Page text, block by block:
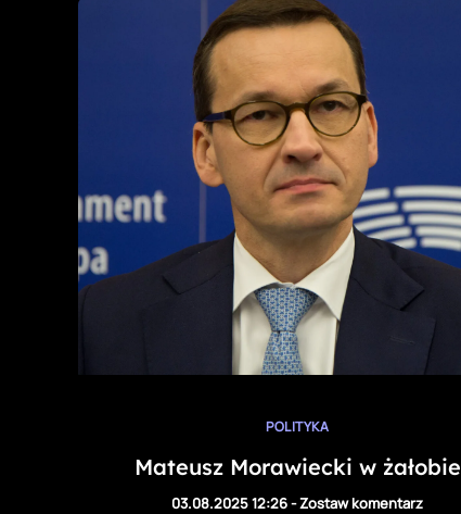
POLITYKA
Mateusz Morawiecki w żałobie
03.08.2025 12:26-Zostaw komentarz